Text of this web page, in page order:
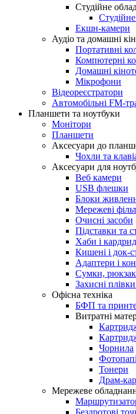
Студійне
Екшн-камери
Аудіо та домашні
Портативні
Компютерні
Домашні
Мікрофони
Відеореєстратори
Автомобільні FM-
Планшети та ноутбуки
Монітори
Планшети
Аксесуари до
Чохли та
Аксесуари для
Веб камери
USB флешки
Блоки
Мережеві
Очисні засоби
Підставки та
Хаби і
Кишені і док-
Адаптери і
Сумки,
Захисні
Офісна техніка
БФП та
Витратні
Чорнила
Тонери
Драм-
Мережеве
Бездротові